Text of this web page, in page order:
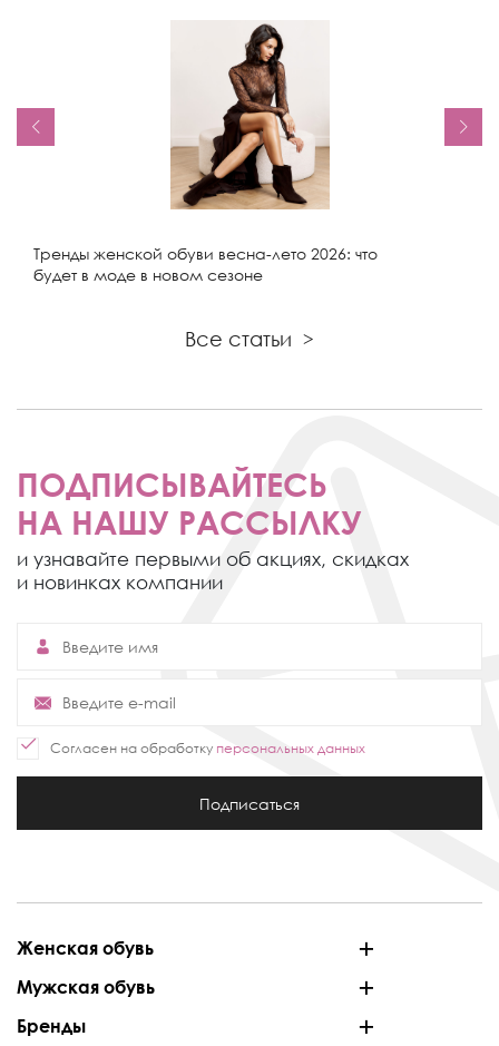
Тренды женской обуви весна-лето 2026: что
будет в моде в новом сезоне
Все статьи >
ПОДПИСЫВАЙТЕСЬ
НА НАШУ РАССЫЛКУ
и узнавайте первыми об акциях, скидках
и новинках компании
Согласен на обработку персональных данных
Подписаться
Женская обувь
Мужская обувь
Бренды